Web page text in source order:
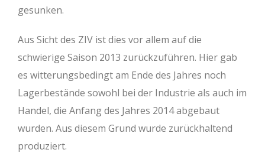
gesunken.
Aus Sicht des ZIV ist dies vor allem auf die
schwierige Saison 2013 zurückzuführen. Hier gab
es witterungsbedingt am Ende des Jahres noch
Lagerbestände sowohl bei der Industrie als auch im
Handel, die Anfang des Jahres 2014 abgebaut
wurden. Aus diesem Grund wurde zurückhaltend
produziert.